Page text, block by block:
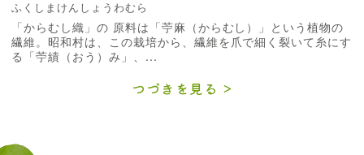
ふくしまけんしょうわむら
「からむし織」の 原料は「苧麻（からむし）」という植物の
繊維。昭和村は、この栽培から、繊維を爪で細く裂いて糸にす
る「苧績（おう）み」、...
つづきを見る